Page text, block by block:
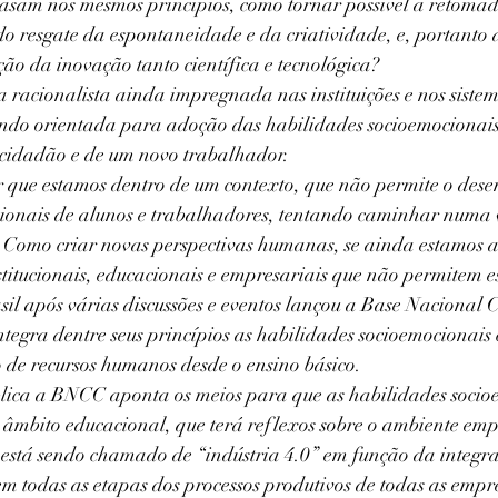
resgate da espontaneidade e da criatividade, e, portanto
da inovação tanto científica e tecnológica?
racionalista ainda impregnada nas instituições e nos
orientada para adoção das habilidades
e de um novo trabalhador.
que estamos dentro de um contexto, que não permite o
de alunos e trabalhadores, tentando caminhar
criar novas perspectivas humanas, se ainda estamos
educacionais e empresariais que não permitem
após várias discussões e eventos lançou a Base
dentre seus princípios as habilidades socioemocionais
recursos humanos desde o ensino básico.
a BNCC aponta os meios para que as habilidades
educacional, que terá reflexos sobre o ambiente
sendo chamado de “indústria 4.0” em função da
todas as etapas dos processos produtivos de todas as